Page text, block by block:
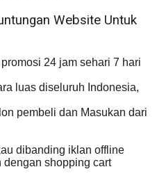
Website Untuk
24 jam sehari 7 hari
luas diseluruh Indonesia,
pembeli dan Masukan dari
dibanding iklan offline
dengan shopping cart